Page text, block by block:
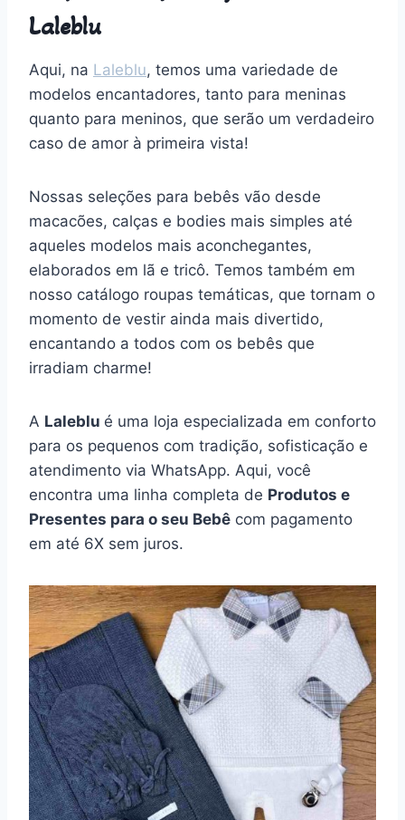
Laleblu
Aqui, na Laleblu, temos uma variedade de
modelos encantadores, tanto para meninas
quanto para meninos, que serão um verdadeiro
caso de amor à primeira vista!
Nossas seleções para bebês vão desde
macacões, calças e bodies mais simples até
aqueles modelos mais aconchegantes,
elaborados em lã e tricô. Temos também em
nosso catálogo roupas temáticas, que tornam o
momento de vestir ainda mais divertido,
encantando a todos com os bebês que
irradiam charme!
A Laleblu é uma loja especializada em conforto
para os pequenos com tradição, sofisticação e
atendimento via WhatsApp. Aqui, você
encontra uma linha completa de Produtos e
Presentes para o seu Bebê com pagamento
em até 6X sem juros.